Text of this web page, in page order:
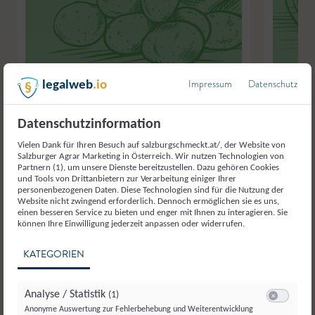
Stefflhans,Wals-Siezenheim
Erdäpfel
Stefflhans
Karotten
legalweb.io Impressum Datenschutz
Datenschutzinformation
Vielen Dank für Ihren Besuch auf salzburgschmeckt.at/, der Website von
Salzburger Agrar Marketing in Österreich. Wir nutzen Technologien von
Partnern (1), um unsere Dienste bereitzustellen. Dazu gehören Cookies
und Tools von Drittanbietern zur Verarbeitung einiger Ihrer
personenbezogenen Daten. Diese Technologien sind für die Nutzung der
Website nicht zwingend erforderlich. Dennoch ermöglichen sie es uns,
einen besseren Service zu bieten und enger mit Ihnen zu interagieren. Sie
können Ihre Einwilligung jederzeit anpassen oder widerrufen.
KATEGORIEN
Analyse / Statistik (1)
Anonyme Auswertung zur Fehlerbehebung und Weiterentwicklung